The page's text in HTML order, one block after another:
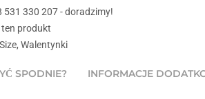
531 330 207 - doradzimy!
produkt
, Walentynki
SPODNIE? INFORMACJE